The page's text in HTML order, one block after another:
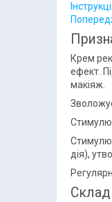
Крем
ефект.
макіяж.
дія),